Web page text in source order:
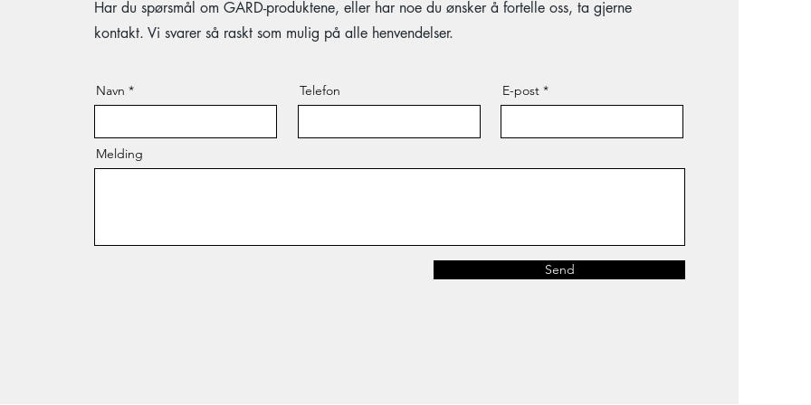
Har du spørsmål om GARD-produktene, eller har noe du ønsker å fortelle oss, ta gjerne
kontakt. Vi svarer så raskt som mulig på alle henvendelser.
Navn Telefon E-post
Melding
Send